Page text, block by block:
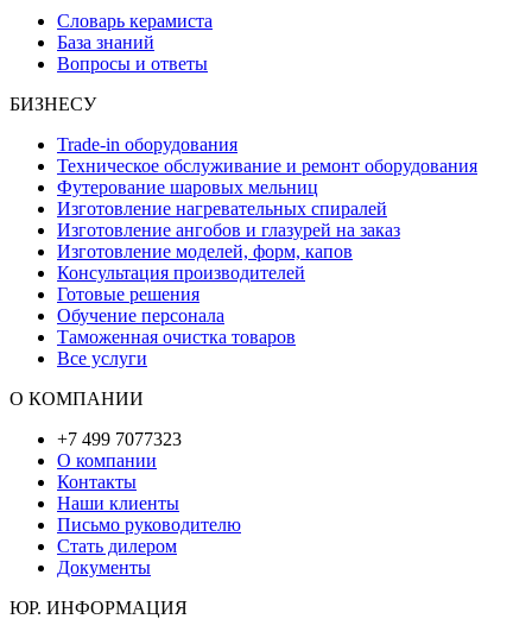
Словарь керамиста
База знаний
Вопросы и ответы
БИЗНЕСУ
Trade-in оборудования
Техническое обслуживание и ремонт оборудования
Футерование шаровых мельниц
Изготовление нагревательных спиралей
Изготовление ангобов и глазурей на заказ
Изготовление моделей, форм, капов
Консультация производителей
Готовые решения
Обучение персонала
Таможенная очистка товаров
Все услуги
О КОМПАНИИ
+7 499 7077323
О компании
Контакты
Наши клиенты
Письмо руководителю
Стать дилером
Документы
ЮР. ИНФОРМАЦИЯ